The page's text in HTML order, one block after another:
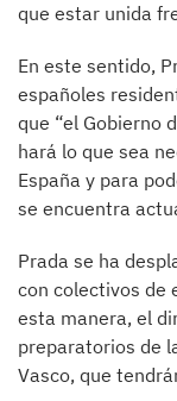
que estar unida
En este sentido,
españoles
que “el Gobierno
hará lo que sea
España y para
se encuentra
Prada se ha
con colectivos de
esta manera, el
preparatorios de
Vasco, que